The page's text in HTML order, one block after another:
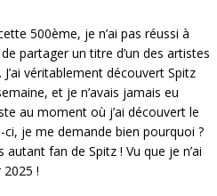
500ème, je n’ai pas réussi à
partager un titre d’un des artistes
véritablement découvert Spitz
et je n’avais jamais eu
au moment où j’ai découvert le
ci, je me demande bien pourquoi ?
fan de Spitz ! Vu que je n’ai
!